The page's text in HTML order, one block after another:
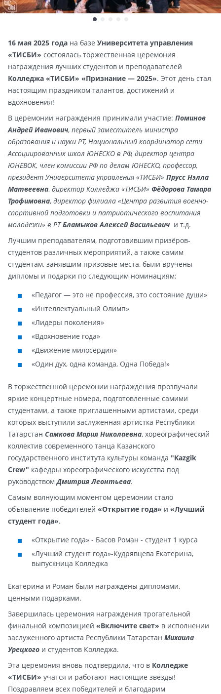
16 мая 2025 года на базе Университета управления
«ТИСБИ» состоялась торжественная церемония
награждения лучших студентов и преподавателей
Колледжа «ТИСБИ» «Признание — 2025». Этот день стал
настоящим праздником талантов, достижений и
вдохновения!
В церемонии награждения принимали участие: Поминов
Андрей Иванович, первый заместитель министра
образования и науки РТ, Национальный координатор сети
Ассоциированных школ ЮНЕСКО в РФ, директор центра
ЮНЕВОК, член комиссии РФ по делам ЮНЕСКО, профессор,
президент Университета управления «ТИСБИ» Прусс Нэлла
Матвеевна, директор Колледжа «ТИСБИ» Фёдорова Тамара
Трофимовна, директор филиала «Центра развития военно-
спортивной подготовки и патриотического воспитания
молодежи» в РТБламыков Алексей Васильевич и т.д.
Лучшим преподавателям, подготовившим призёров-
студентов различных мероприятий, а также самим
студентам, занявшим призовые места, были вручены
дипломы и подарки по следующим номинациям:
«Педагог — это не профессия, это состояние души»
«Интеллектуальный Олимп»
«Лидеры поколения»
«Вдохновение года»
«Движение милосердия»
«Один дух, одна команда, Одна Победа!»
В торжественной церемонии награждения прозвучали
яркие концертные номера, подготовленные самими
студентами, а также приглашенными артистами, среди
которых выступили заслуженная артистка Республики
Татарстан Самкова Мария Николаевна, хореографический
коллектив современного танца Казанского
государственного института культуры команда "Kazgik
Crew" кафедры хореографического искусства под
руководствомДмитрия Леонтьева.
Самым волнующим моментом церемонии стало
объявление победителей «Открытие года» и «Лучший
студент года».
«Открытие года» - Басов Роман - студент 1 курса
«Лучший студент года»-Кудрявцева Екатерина,
выпускница Колледжа
Екатерина и Роман были награждены дипломами,
ценными подарками.
Завершилась церемония награждения трогательной
финальной композицией «Включите свет» в исполнении
заслуженного артиста Республики Татарстан Михаила
Урецкого и студентов Колледжа.
Эта церемония вновь подтвердила, что в Колледже
«ТИСБИ» учатся и работают настоящие звёзды!
Поздравляем всех победителей и благодарим